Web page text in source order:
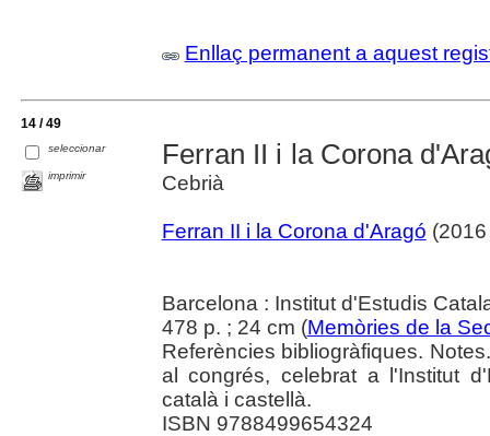
Enllaç permanent a aquest
14 / 49
seleccionar
imprimir
Ferran II i la Corona
Cebrià
Ferran II i la Corona d'Aragó
Barcelona : Institut d'Estudis
478 p. ; 24 cm (Memòries de la
Referències bibliogràfiques.
al congrés, celebrat a l'Institut
català i castellà.
ISBN 9788499654324